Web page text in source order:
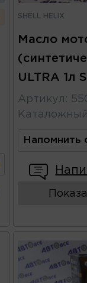
SHELL HELIX
Масло
ULTRA 1л
Артикул :
Напомнить